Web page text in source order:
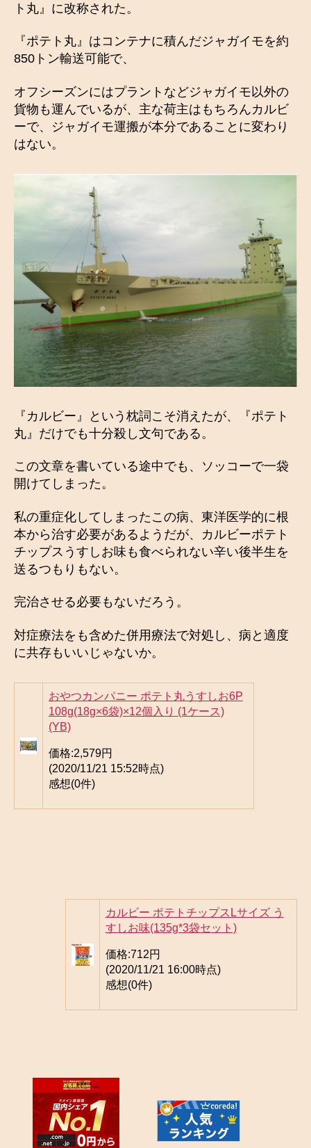
ト丸』に改称された。
『ポテト丸』はコンテナに積んだジャガイモを約
850トン輸送可能で、
オフシーズンにはプラントなどジャガイモ以外の
貨物も運んでいるが、主な荷主はもちろんカルビ
ーで、ジャガイモ運搬が本分であることに変わり
はない。
『カルビー』という枕詞こそ消えたが、『ポテト
丸』だけでも十分殺し文句である。
この文章を書いている途中でも、ソッコーで一袋
開けてしまった。
私の重症化してしまったこの病、東洋医学的に根
本から治す必要があるようだが、カルビーポテト
チップスうすしお味も食べられない辛い後半生を
送るつもりもない。
完治させる必要もないだろう。
対症療法をも含めた併用療法で対処し、病と適度
に共存もいいじゃないか。
おやつカンパニー ポテト丸うすしお6P
108g(18g×6袋)×12個入り (1ケース)
(YB)
価格:2,579円
(2020/11/21 15:52時点)
感想(0件)
カルビー ポテトチップスLサイズ う
すしお味(135g*3袋セット)
価格:712円
(2020/11/21 16:00時点)
感想(0件)